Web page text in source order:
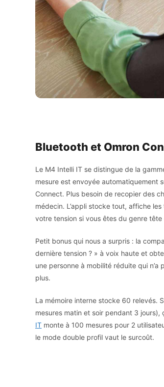
Bluetooth et Omron
Le M4 Intelli IT se distingue de la
mesure est envoyée automatiquement
Connect. Plus besoin de recopier des
médecin. L’appli stocke tout, affiche
votre tension si vous êtes du genre tête
Petit bonus qui nous a surpris : la
dernière tension ? » à voix haute et
une personne à mobilité réduite qui n’a
plus.
La mémoire interne stocke 60 relevés.
mesures matin et soir pendant 3
IT monte à 100 mesures pour 2
le mode double profil vaut le surcoût.